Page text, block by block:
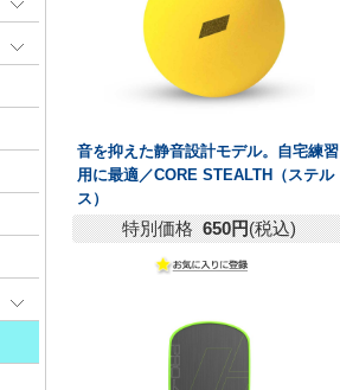
音を抑えた静音設計モデル。自宅練習
用に最適／CORE STEALTH（ステル
ス）
特別価格 650円(税込)